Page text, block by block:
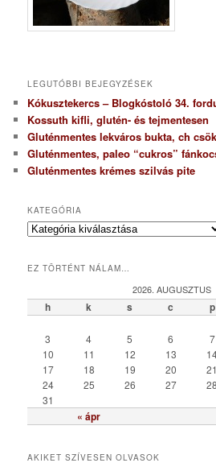
LEGUTÓBBI BEJEGYZÉSEK
Kókusztekercs – Blogkóstoló 34.
Kossuth kifli, glutén- és tejmentesen
Gluténmentes lekváros bukta, ch
Gluténmentes, paleo “cukros”
Gluténmentes krémes szilvás pite
KATEGÓRIA
K
e
r
EZ TÖRTÉNT NÁLAM…
2026. AUGUSZTUS
h k s c p
« ápr
3
4 5 6 7
10
11 12 13
17
18 19 20 21
24
25 26 27 28
31
AKIKET SZÍVESEN OLVASOK